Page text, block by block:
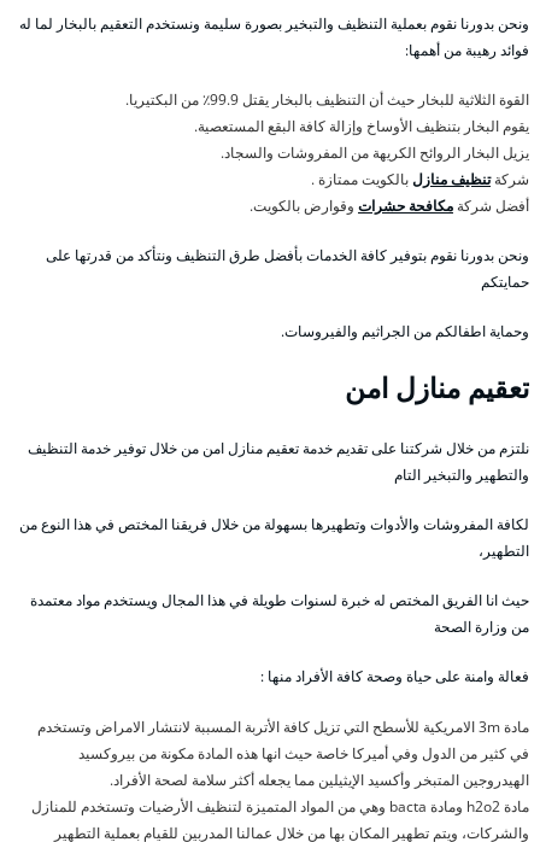
ونحن بدورنا نقوم بعملية التنظيف والتبخير بصورة سليمة ونستخدم التعقيم بالبخار لما له
فوائد رهيبة من أهمها:
القوة الثلاثية للبخار حيث أن التنظيف بالبخار يقتل 99.9٪ من البكتيريا.
يقوم البخار بتنظيف الأوساخ وإزالة كافة البقع المستعصية.
يزيل البخار الروائح الكريهة من المفروشات والسجاد.
شركةتنظيف منازلبالكويت ممتازة .
أفضل شركة مكافحة حشرات وقوارض بالكويت.
ونحن بدورنا نقوم بتوفير كافة الخدمات بأفضل طرق التنظيف ونتأكد من قدرتها على
حمايتكم
وحماية اطفالكم من الجراثيم والفيروسات.
تعقيم منازل امن
نلتزم من خلال شركتنا على تقديم خدمة تعقيم منازل امن من خلال توفير خدمة التنظيف
والتطهير والتبخير التام
لكافة المفروشات والأدوات وتطهيرها بسهولة من خلال فريقنا المختص في هذا النوع من
التطهير،
حيث انا الفريق المختص له خبرة لسنوات طويلة في هذا المجال ويستخدم مواد معتمدة
من وزارة الصحة
فعالة وامنة على حياة وصحة كافة الأفراد منها :
مادة 3m الامريكية للأسطح التي تزيل كافة الأتربة المسببة لانتشار الامراض وتستخدم
في كثير من الدول وفي أميركا خاصة حيث انها هذه المادة مكونة من بيروكسيد
الهيدروجين المتبخر وأكسيد الإيثيلين مما يجعله أكثر سلامة لصحة الأفراد.
مادة h2o2 ومادة bacta وهي من المواد المتميزة لتنظيف الأرضيات وتستخدم للمنازل
والشركات، ويتم تطهير المكان بها من خلال عمالنا المدربين للقيام بعملية التطهير